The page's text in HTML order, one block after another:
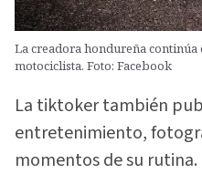
La creadora hondureña continúa
motociclista. Foto: Facebook
La tiktoker también
entretenimiento,
momentos de su rutina.